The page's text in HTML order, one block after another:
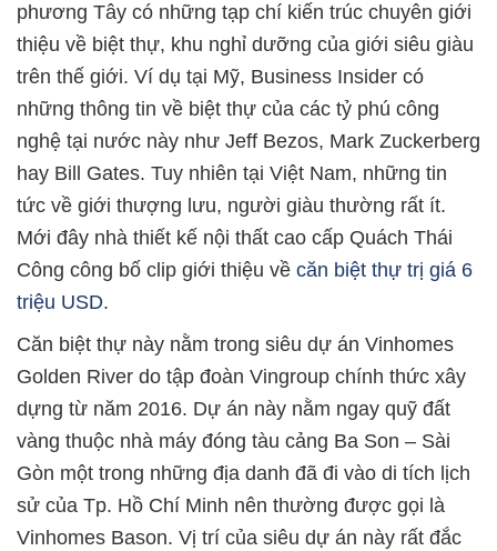
phương Tây có những tạp chí kiến trúc chuyên giới
thiệu về biệt thự, khu nghỉ dưỡng của giới siêu giàu
trên thế giới. Ví dụ tại Mỹ, Business Insider có
những thông tin về biệt thự của các tỷ phú công
nghệ tại nước này như Jeff Bezos, Mark Zuckerberg
hay Bill Gates. Tuy nhiên tại Việt Nam, những tin
tức về giới thượng lưu, người giàu thường rất ít.
Mới đây nhà thiết kế nội thất cao cấp Quách Thái
Công công bố clip giới thiệu về căn biệt thự trị giá 6
triệu USD.
Căn biệt thự này nằm trong siêu dự án Vinhomes
Golden River do tập đoàn Vingroup chính thức xây
dựng từ năm 2016. Dự án này nằm ngay quỹ đất
vàng thuộc nhà máy đóng tàu cảng Ba Son – Sài
Gòn một trong những địa danh đã đi vào di tích lịch
sử của Tp. Hồ Chí Minh nên thường được gọi là
Vinhomes Bason. Vị trí của siêu dự án này rất đắc